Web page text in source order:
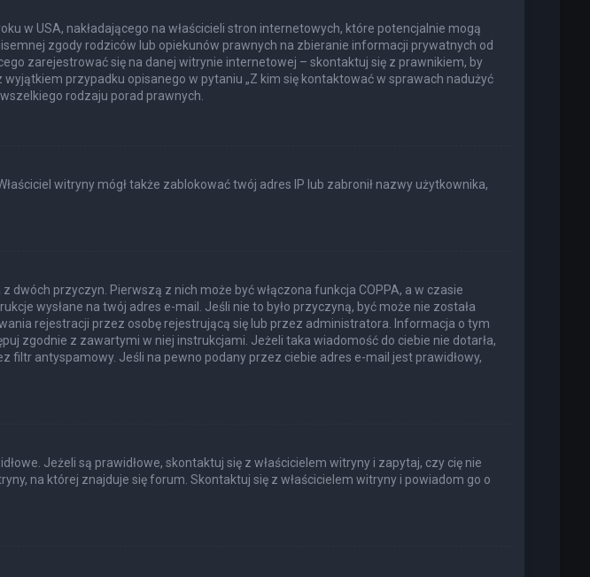
w USA, nakładającego na właścicieli stron internetowych, które potencjalnie mogą
zgody rodziców lub opiekunów prawnych na zbieranie informacji prywatnych od
zarejestrować się na danej witrynie internetowej – skontaktuj się z prawnikiem, by
przypadku opisanego w pytaniu „Z kim się kontaktować w sprawach nadużyć
rodzaju porad prawnych.
witryny mógł także zablokować twój adres IP lub zabronił nazwy użytkownika,
dwóch przyczyn. Pierwszą z nich może być włączona funkcja COPPA, a w czasie
wysłane na twój adres e-mail. Jeśli nie to było przyczyną, być może nie została
rejestracji przez osobę rejestrującą się lub przez administratora. Informacja o tym
zgodnie z zawartymi w niej instrukcjami. Jeżeli taka wiadomość do ciebie nie dotarła,
filtr antyspamowy. Jeśli na pewno podany przez ciebie adres e-mail jest prawidłowy,
Jeżeli są prawidłowe, skontaktuj się z właścicielem witryny i zapytaj, czy cię nie
na której znajduje się forum. Skontaktuj się z właścicielem witryny i powiadom go o